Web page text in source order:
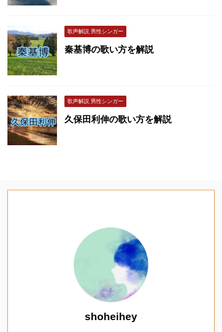
歌声解説 男性シンガー
秦基博の歌い方を解説
歌声解説 男性シンガー
久保田利伸の歌い方を解説
shoheihey